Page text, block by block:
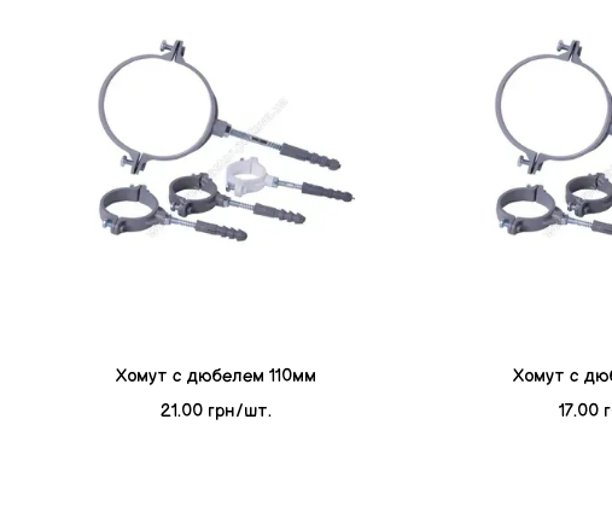
Хомут с дюбелем 110мм
21.00 грн/шт.
Хомут с
17.00